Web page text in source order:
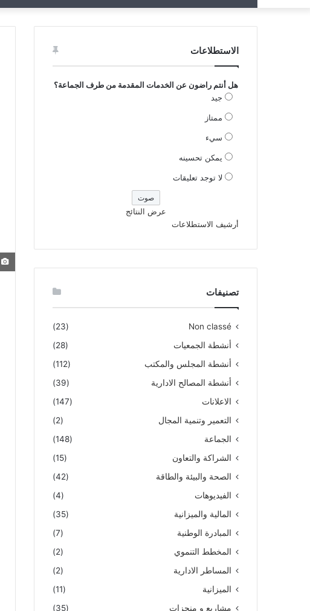
الاستطلاعات
هل أنتم راضون عن الخدمات المقدمة من طرف الجماعة؟
جيد
ممتاز
سيء
يمكن تحسينه
لا توجد تعليقات
عرض النتائج
أرشيف الاستطلاعات
تصنيفات
Non classé
(23)
أنشطة الجمعيات
(28)
أنشطة المجلس والمكتب
(112)
أنشطة المصالح الادارية
(39)
الاعلانات
(147)
التعمير وتنمية المجال
(2)
الجماعة
(148)
الشراكة والتعاون
(15)
الصحة والبيئة والطاقة
(42)
الفيديوهات
(4)
المالية والميزانية
(35)
المبادرة الوطنية
(7)
المخطط التنموي
(2)
المساطر الادارية
(2)
الميزانية
(11)
مشاريع و منجزات
(35)